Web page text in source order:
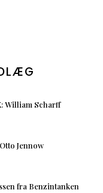
William Scharff
Jennow
fra Benzintanken